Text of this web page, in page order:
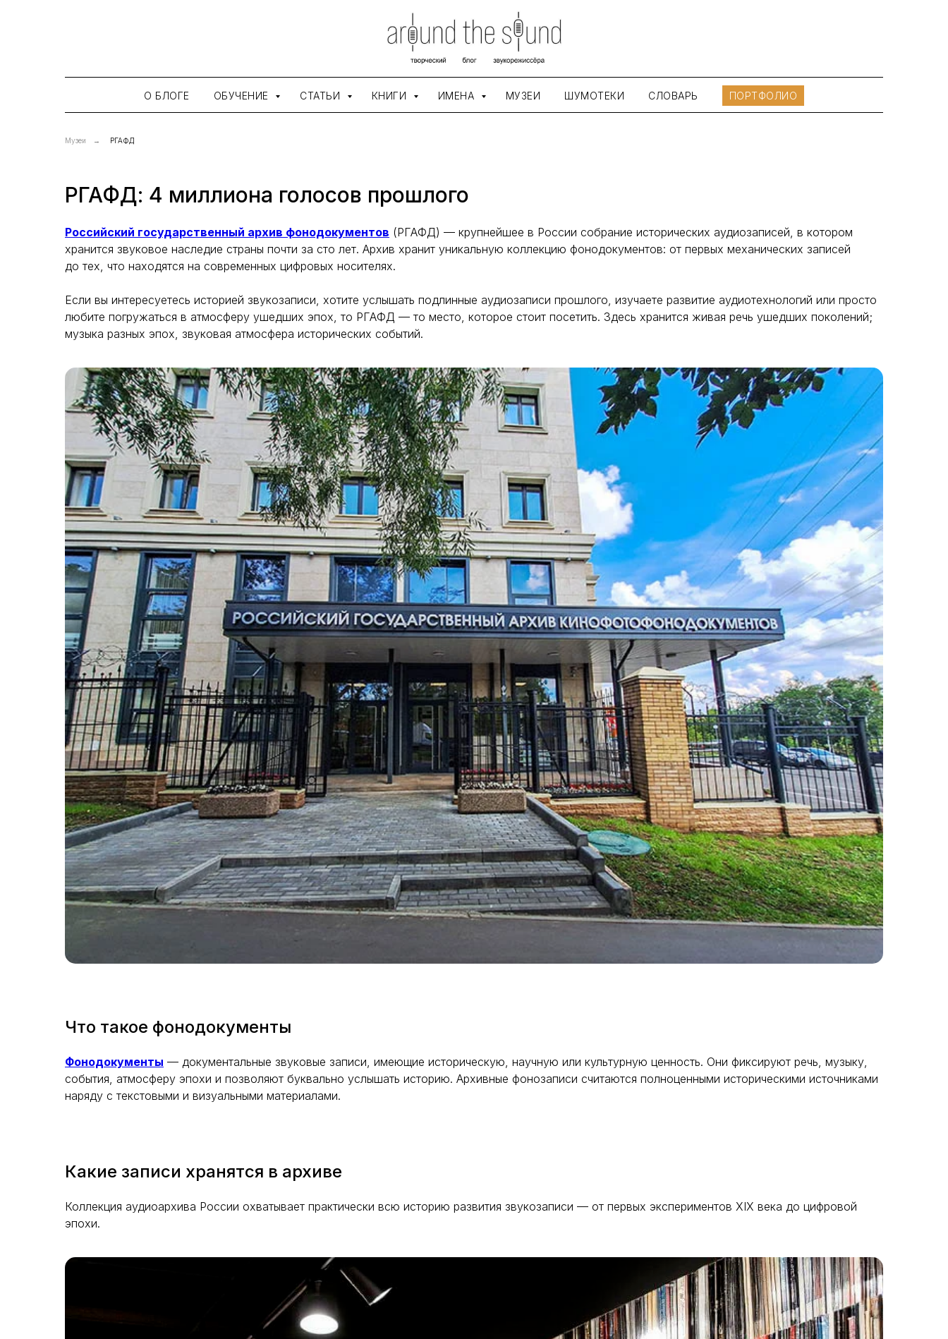
О БЛОГЕ ОБУЧЕНИЕ СТАТЬИ КНИГИ ИМЕНА МУЗЕИ ШУМОТЕКИ СЛОВАРЬ ПОРТФОЛИО
Музеи → РГАФД
РГАФД: 4 миллиона голосов прошлого
Российский государственный архив фонодокументов (РГАФД) — крупнейшее в России собрание исторических аудиозаписей, в котором
хранится звуковое наследие страны почти за сто лет. Архив хранит уникальную коллекцию фонодокументов: от первых механических записей
до тех, что находятся на современных цифровых носителях.
Если вы интересуетесь историей звукозаписи, хотите услышать подлинные аудиозаписи прошлого, изучаете развитие аудиотехнологий или просто
любите погружаться в атмосферу ушедших эпох, то РГАФД — то место, которое стоит посетить. Здесь хранится живая речь ушедших поколений;
музыка разных эпох, звуковая атмосфера исторических событий.
Что такое фонодокументы
Фонодокументы — документальные звуковые записи, имеющие историческую, научную или культурную ценность. Они фиксируют речь, музыку,
события, атмосферу эпохи и позволяют буквально услышать историю. Архивные фонозаписи считаются полноценными историческими источниками
наряду с текстовыми и визуальными материалами.
Какие записи хранятся в архиве
Коллекция аудиоархива России охватывает практически всю историю развития звукозаписи — от первых экспериментов XIX века до цифровой
эпохи.